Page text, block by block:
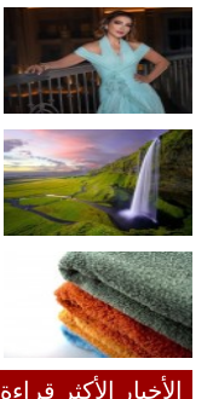
الأخبار الأكثر قراءة